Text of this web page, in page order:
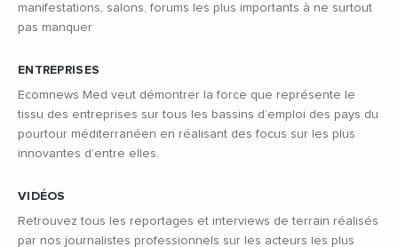
manifestations, salons, forums les plus importants à ne surtout
pas manquer
ENTREPRISES
Ecomnews Med veut démontrer la force que représente le
tissu des entreprises sur tous les bassins d’emploi des pays du
pourtour méditerranéen en réalisant des focus sur les plus
innovantes d’entre elles.
VIDÉOS
Retrouvez tous les reportages et interviews de terrain réalisés
par nos journalistes professionnels sur les acteurs les plus